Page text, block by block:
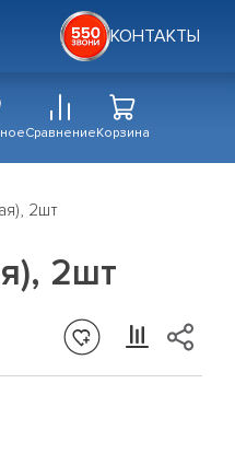
КОНТАКТЫ
СравнениеКорзина
2шт
2шт